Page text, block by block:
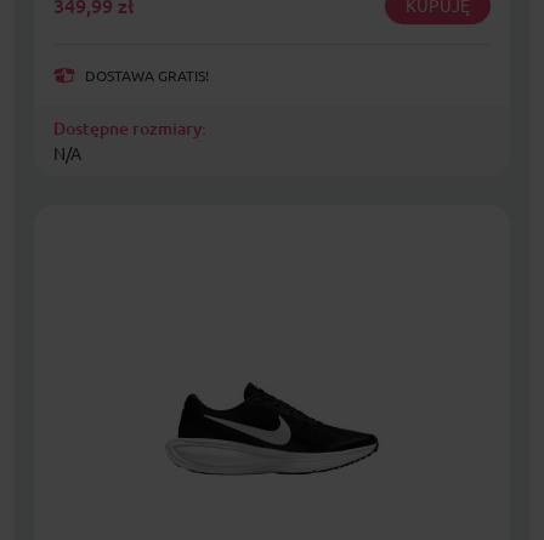
KUPUJĘ
DOSTAWA GRATIS!
Dostępne rozmiary:
N/A